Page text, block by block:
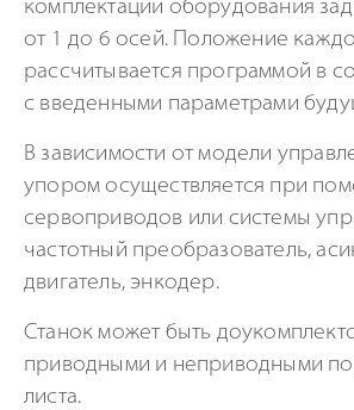
комплектации оборудования
от 1 до 6 осей. Положение
рассчитывается программой в
с введенными параметрами
В зависимости от модели
упором осуществляется при
сервоприводов или системы
частотный преобразователь,
двигатель, энкодер.
Станок может быть
приводными и неприводными
листа.